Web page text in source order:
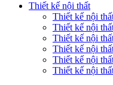
Thiết kế nội thất
Thiết kế nội
Thiết kế nội
Thiết kế nội
Thiết kế nội
Thiết kế nội
Thiết kế nội